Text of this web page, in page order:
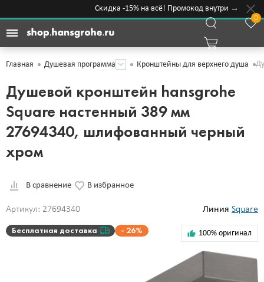
Скидка -15% на всё! Промокод внутри →
0
Главная Душевая программа Кронштейны для верхнего душа
Душевой кронштейн hansgrohe
Square настенный 389 мм
27694340, шлифованный черный
хром
В сравнение В избранное
Артикул: 27694340 Линия Square
Бесплатная доставка 26% 100% оригинал